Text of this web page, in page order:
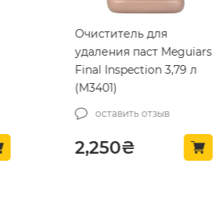
Очиститель для
удаления паст Meguiars
Final Inspection 3,79 л
(M3401)
оставить отзыв
2,250₴